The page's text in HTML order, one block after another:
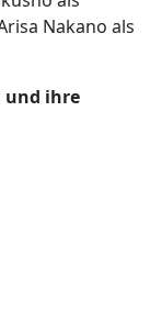
Nakano als
und ihre